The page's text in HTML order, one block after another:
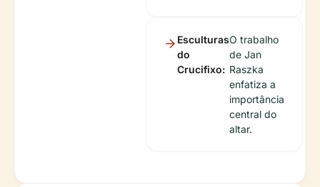
Esculturas
do
Crucifixo:
O trabalho
de Jan
Raszka
enfatiza a
importância
central do
altar.